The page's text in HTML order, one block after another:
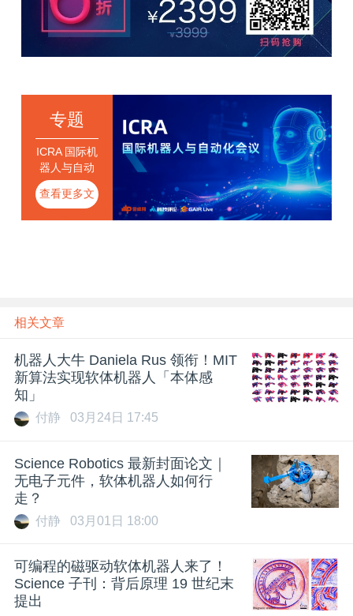
专题
ICRA 国际机
器人与自动
化会议
查看更多文
章
相关文章
机器人大牛 Daniela Rus 领衔！MIT
新算法实现软体机器人「本体感
知」
付静 03月24日 17:45
Science Robotics 最新封面论文｜
无电子元件，软体机器人如何行
走？
付静 03月01日 18:00
可编程的磁驱动软体机器人来了！
Science 子刊：背后原理 19 世纪末
提出